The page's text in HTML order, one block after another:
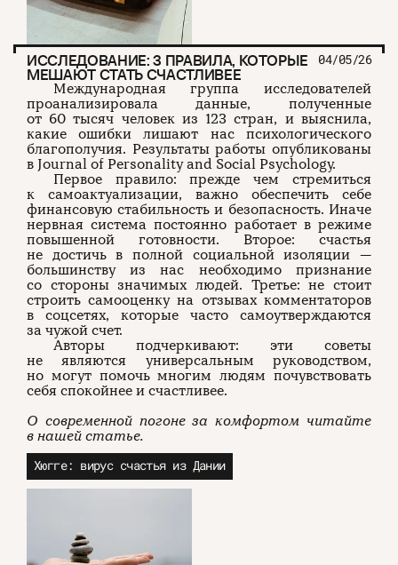
ИССЛЕДОВАНИЕ: 3 ПРАВИЛА, КОТОРЫЕ
МЕШАЮТ СТАТЬ СЧАСТЛИВЕЕ
04/05/26
Международная группа исследователей
проанализировала данные, полученные
от 60 тысяч человек из 123 стран, и выяснила,
какие ошибки лишают нас психологического
благополучия. Результаты работы опубликованы
в Journal of Personality and Social Psychology.
Первое правило: прежде чем стремиться
к самоактуализации, важно обеспечить себе
финансовую стабильность и безопасность. Иначе
нервная система постоянно работает в режиме
повышенной готовности. Второе: счастья
не достичь в полной социальной изоляции —
большинству из нас необходимо признание
со стороны значимых людей. Третье: не стоит
строить самооценку на отзывах комментаторов
в соцсетях, которые часто самоутверждаются
за чужой счет.
Авторы подчеркивают: эти советы
не являются универсальным руководством,
но могут помочь многим людям почувствовать
себя спокойнее и счастливее.
О современной погоне за комфортом читайте
в нашей статье.
Хюгге: вирус счастья из Дании